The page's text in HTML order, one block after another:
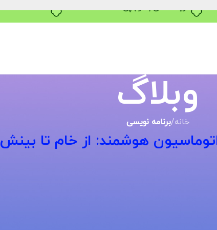
وبلاگ
خانه/برنامه نویسی
اتوماسیون هوشمند: از خام تا بینش